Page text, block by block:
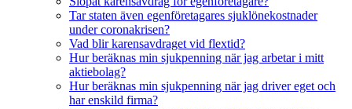
Tar staten även egenföretagares sjuklönekostnader
under coronakrisen?
Vad blir karensavdraget vid flextid?
Hur beräknas min sjukpenning när jag arbetar i mitt
aktiebolag?
Hur beräknas min sjukpenning när jag driver eget och
har enskild firma?